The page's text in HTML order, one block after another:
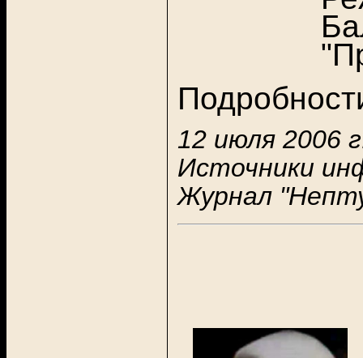
12 июля 2006
Источники
Журнал